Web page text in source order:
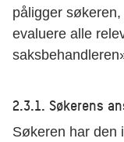
påligger
evaluere alle
2.3.1. Søkerens
Søkeren har den